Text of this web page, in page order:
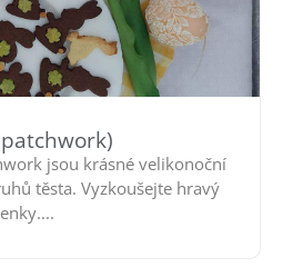
jsou krásné velikonoční
těsta. Vyzkoušejte hravý